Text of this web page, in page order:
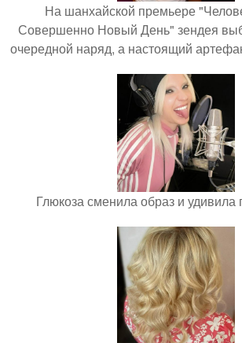
На шанхайской премьере
Совершенно Новый День" зендея
очередной наряд, а настоящий
Глюкоза сменила образ и удивила